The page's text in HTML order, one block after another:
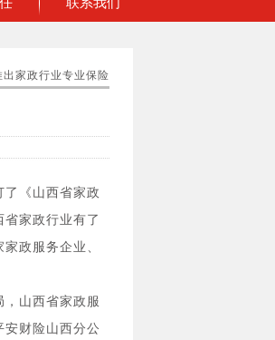
家政行业专业保险
《山西省家政
家政行业有了
政服务企业、
山西省家政服
安财险山西分公